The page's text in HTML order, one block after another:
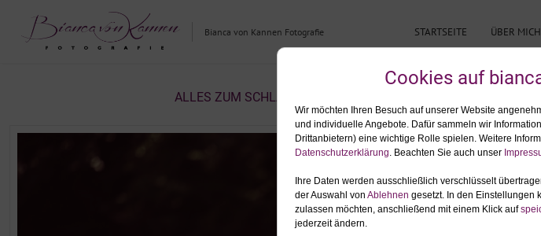
Bianca von Kannen Fotografie STARTSEITE ÜBER MICH
ALLES ZUM SCHLAGWORT: PORTRAITSHOOTING MIT HOBBY